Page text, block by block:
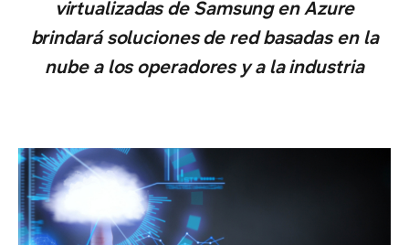
virtualizadas de Samsung en Azure
brindará soluciones de red basadas en la
nube a los operadores y a la industria